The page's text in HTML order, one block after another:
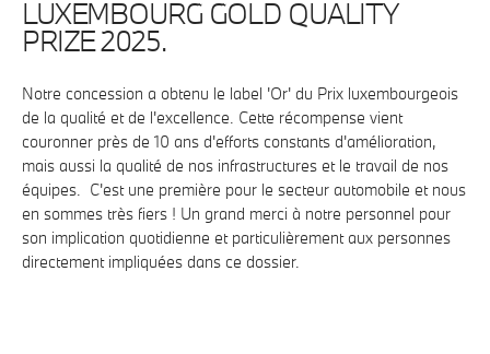
LUXEMBOURG GOLD QUALITY
PRIZE 2025.
Notre concession a obtenu le label 'Or' du Prix luxembourgeois
de la qualité et de l'excellence. Cette récompense vient
couronner près de 10 ans d'efforts constants d'amélioration,
mais aussi la qualité de nos infrastructures et le travail de nos
équipes. C'est une première pour le secteur automobile et nous
en sommes très fiers ! Un grand merci à notre personnel pour
son implication quotidienne et particulièrement aux personnes
directement impliquées dans ce dossier.